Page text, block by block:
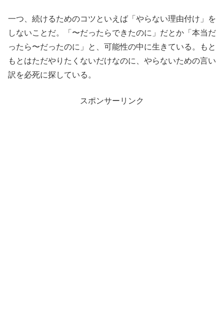
一つ、続けるためのコツといえば「やらない理由付け」を
しないことだ。「〜だったらできたのに」だとか「本当だ
ったら〜だったのに」と、可能性の中に生きている。もと
もとはただやりたくないだけなのに、やらないための言い
訳を必死に探している。
スポンサーリンク